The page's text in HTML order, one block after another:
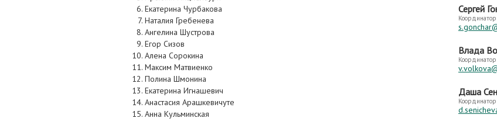
Екатерина Чурбакова
Наталия Гребенева
Ангелина Шустрова
Егор Сизов
Алена Сорокина
Максим Матвиенко
Полина Шмонина
Екатерина Игнашевич
Анастасия Арашкевичуте
Анна Кульминская
Сергей
Координатор
Влада
Координатор
Даша
Координатор